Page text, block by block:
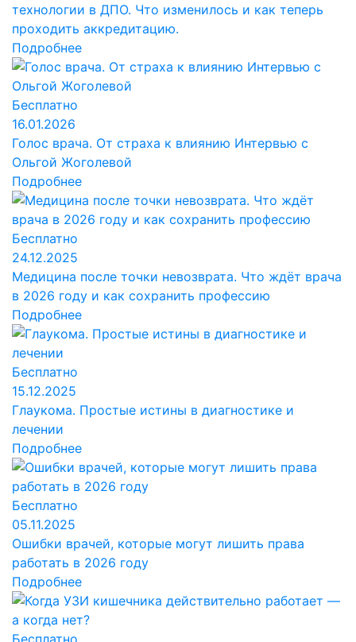
технологии в ДПО. Что изменилось и как теперь
проходить аккредитацию.
Подробнее
Бесплатно
16.01.2026
Голос врача. От страха к влиянию Интервью с
Ольгой Жоголевой
Подробнее
Бесплатно
24.12.2025
Медицина после точки невозврата. Что ждёт врача
в 2026 году и как сохранить профессию
Подробнее
Бесплатно
15.12.2025
Глаукома. Простые истины в диагностике и
лечении
Подробнее
Бесплатно
05.11.2025
Ошибки врачей, которые могут лишить права
работать в 2026 году
Подробнее